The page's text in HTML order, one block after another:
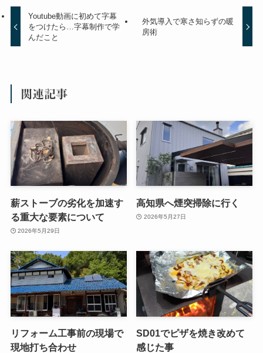
Youtube動画に初めて字幕
をつけたら…字幕制作で学
んだこと
外気導入で寒さ知らずの暖
房術
関連記事
薪ストーブの劣化を加速す
る重大な要素について
2026年5月29日
高知県へ煙突掃除に行く
2026年5月27日
リフォーム工事前の現場で
現地打ち合わせ
SD01でピザを焼き改めて
感じた事